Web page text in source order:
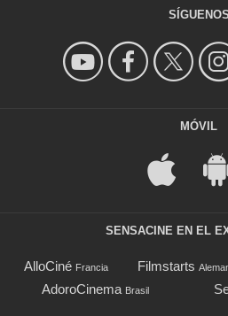
SÍGUENOS
MÓVIL
SENSACINE EN EL
AlloCiné Francia Filmstarts
AdoroCinema Brasil